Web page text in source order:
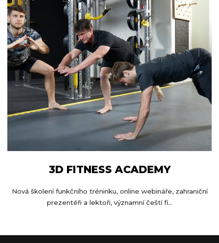
3D FITNESS ACADEMY
Nová školení funkčního tréninku, online webináře, zahraniční
prezentéři a lektoři, významní čeští fi...
Z